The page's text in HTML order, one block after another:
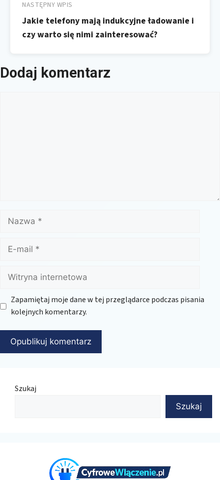
NASTĘPNY WPIS
Jakie telefony mają indukcyjne ładowanie i
czy warto się nimi zainteresować?
Dodaj komentarz
Nazwa
mail
Witryna
internetowa
Zapamiętaj moje dane w tej przeglądarce podczas pisania
kolejnych komentarzy.
Szukaj
Szukaj